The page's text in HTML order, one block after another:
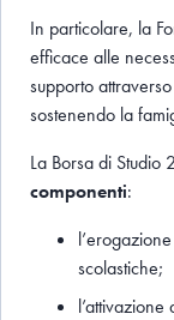
In particolare, la
efficace alle
supporto
sostenendo la
La Borsa di
componenti:
scolastiche;